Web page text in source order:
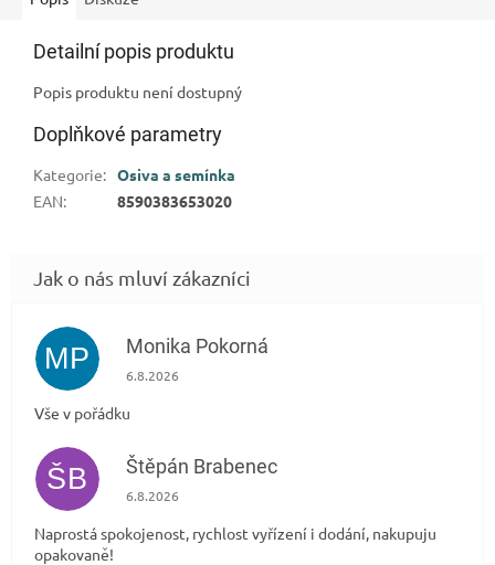
Detailní popis produktu
Popis produktu není dostupný
Doplňkové parametry
Kategorie: Osiva a semínka
EAN: 8590383653020
MP Monika Pokorná
Hodnocení obchodu je 5 z 5 hvězdiček.
6.8.2026
Vše v pořádku
ŠB Štěpán Brabenec
Hodnocení obchodu je 5 z 5 hvězdiček.
6.8.2026
Naprostá spokojenost, rychlost vyřízení i dodání, nakupuju
opakovaně!